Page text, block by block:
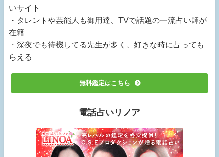
いサイト
・タレントや芸能人も御用達、TVで話題の一流占い師が
在籍
・深夜でも待機してる先生が多く、好きな時に占っても
らえる
無料鑑定はこちら
電話占いリノア